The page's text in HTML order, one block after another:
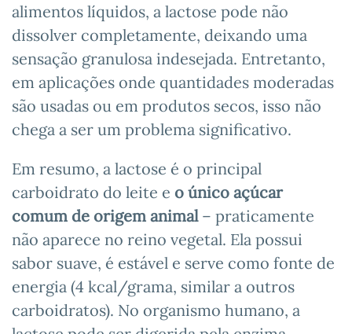
alimentos líquidos, a lactose pode não
dissolver completamente, deixando uma
sensação granulosa indesejada. Entretanto,
em aplicações onde quantidades moderadas
são usadas ou em produtos secos, isso não
chega a ser um problema significativo.
Em resumo, a lactose é o principal
carboidrato do leite e o único açúcar
comum de origem animal– praticamente
não aparece no reino vegetal. Ela possui
sabor suave, é estável e serve como fonte de
energia (4 kcal/grama, similar a outros
carboidratos). No organismo humano, a